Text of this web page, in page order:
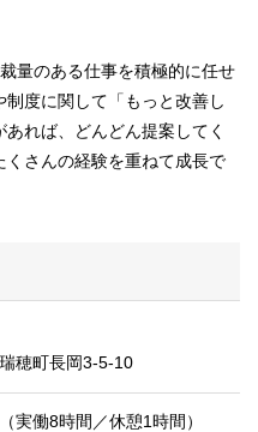
量のある仕事を積極的に任せ
度に関して「もっと改善し
れば、どんどん提案してく
さんの経験を重ねて成長で
穂町長岡3-5-10
実働8時間／休憩1時間）